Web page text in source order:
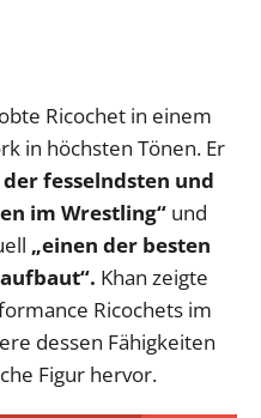
Ricochet in einem
in höchsten Tönen. Er
fesselndsten und
im Wrestling“ und
„einen der besten
Khan zeigte
Ricochets im
dessen Fähigkeiten
Figur hervor.